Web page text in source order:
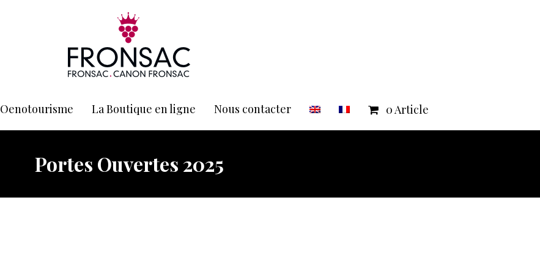
Oenotourisme La Boutique en ligne Nous contacter 0 Article
Portes Ouvertes 2025